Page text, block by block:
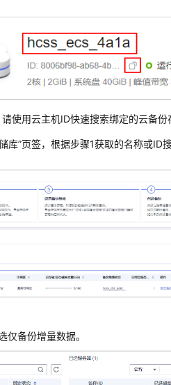
使用云主机ID快速搜索绑定的云备份
库”页签，根据步骤1获取的名称或ID
备份增量数据。